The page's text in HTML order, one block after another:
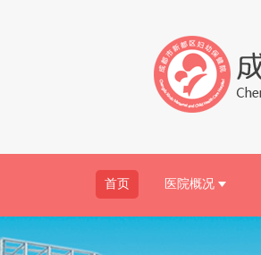
首页 医院概况